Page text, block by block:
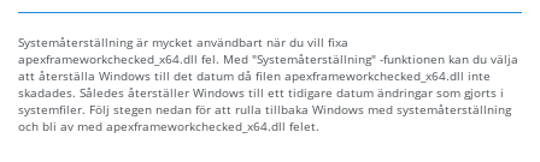
Systemåterställning är mycket användbart när du vill fixa
apexframeworkchecked_x64.dll fel. Med "Systemåterställning" -funktionen kan du välja
att återställa Windows till det datum då filen apexframeworkchecked_x64.dll inte
skadades. Således återställer Windows till ett tidigare datum ändringar som gjorts i
systemfiler. Följ stegen nedan för att rulla tillbaka Windows med systemåterställning
och bli av med apexframeworkchecked_x64.dll felet.